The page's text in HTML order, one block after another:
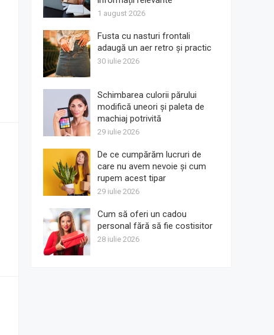
1 august 2026
Fusta cu nasturi frontali
adaugă un aer retro și practic
30 iulie 2026
Schimbarea culorii părului
modifică uneori și paleta de
machiaj potrivită
29 iulie 2026
De ce cumpărăm lucruri de
care nu avem nevoie și cum
rupem acest tipar
29 iulie 2026
Cum să oferi un cadou
personal fără să fie costisitor
28 iulie 2026